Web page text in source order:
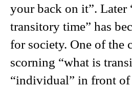
your back on it”.
transitory time” has
for society. One of the
scorning “what is
“individual” in front of